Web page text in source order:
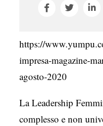
https://
impresa-magazine-
agosto-2020
La Leadership
complesso e non